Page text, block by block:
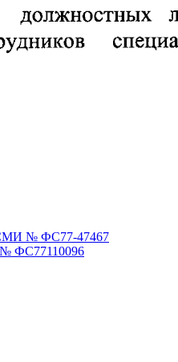
СМИ № ФС77-47467
ФС77110096